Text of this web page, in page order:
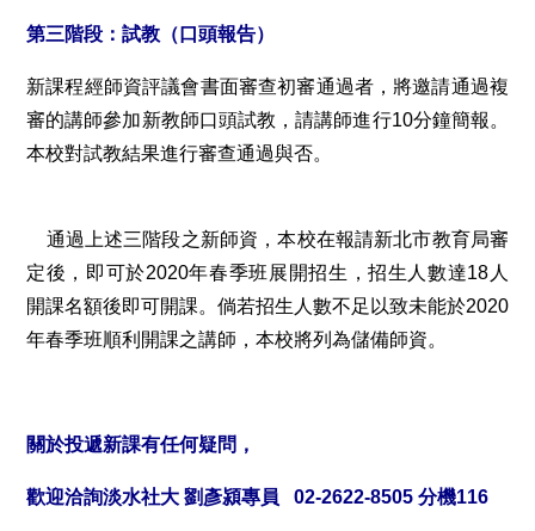
第三階段：試教（口頭報告）
新課程經師資評議會書面審查初審通過者，將邀請通過複
審的講師參加新教師口頭試教，請講師進行10分鐘簡報。
本校對試教結果進行審查通過與否。
通過上述三階段之新師資，本校在報請新北市教育局審
定後，即可於2020年春季班展開招生，招生人數達18人
開課名額後即可開課。倘若招生人數不足以致未能於2020
年春季班順利開課之講師，本校將列為儲備師資。
關於投遞新課有任何疑問，
歡迎洽詢淡水社大 劉彥潁專員 02-2622-8505 分機116